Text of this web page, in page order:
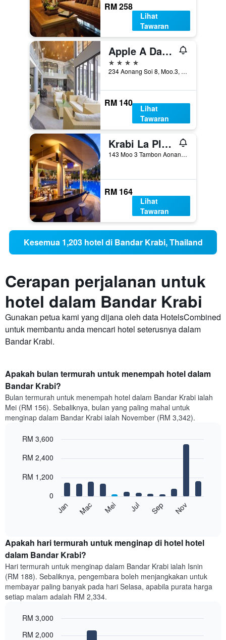
RM 258
Lihat
Tawaran
Apple A Day Resort
4 bintang
234 Aonang Soi 8, Moo.3, Bandar Krabi, Thailand
RM 140
Lihat
Tawaran
Krabi La Playa Resort
143 Moo 3 Tambon Aonang A.Muang, Bandar Krabi, Thailand
RM 164
Lihat
Tawaran
Kesemua 1,203 hotel di Bandar Krabi, Thailand
Cerapan perjalanan untuk
hotel dalam Bandar Krabi
Gunakan petua kami yang dijana oleh data HotelsCombined
untuk membantu anda mencari hotel seterusnya dalam
Bandar Krabi.
Apakah bulan termurah untuk menempah hotel dalam
Bandar Krabi?
Bulan termurah untuk menempah hotel dalam Bandar Krabi ialah
Mei (RM 156). Sebaliknya, bulan yang paling mahal untuk
menginap dalam Bandar Krabi ialah November (RM 3,342).
chart
12
bars.
purata
bilik
setiap
bulan
Carta
mempunyai
1
memaparkan
graphic.
Jan Mac Mei Jul Sep Nov
0
RM 1,200
RM 2,400
RM 3,600
Apakah hari termurah untuk menginap di hotel hotel
dalam Bandar Krabi?
Hari termurah untuk menginap dalam Bandar Krabi ialah Isnin
(RM 188). Sebaliknya, pengembara boleh menjangkakan untuk
membayar paling banyak pada hari Selasa, apabila purata harga
setiap malam adalah RM 2,334.
chart
graphic.
RM 2,000
RM 3,000